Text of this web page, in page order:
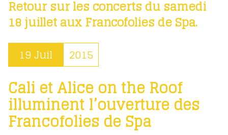
Retour sur les concerts du samedi
18 juillet aux Francofolies de Spa.
19 Juil 2015
Cali et Alice on the Roof
illuminent l’ouverture des
Francofolies de Spa